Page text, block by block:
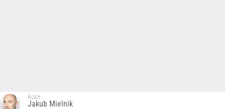
Autor:
Jakub Mielnik